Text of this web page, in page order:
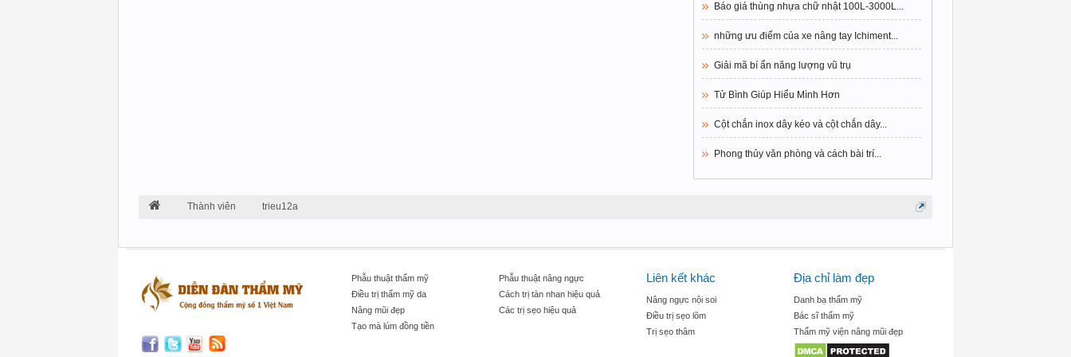
Báo giá thùng nhựa chữ nhật 100L-3000L...
những ưu điểm của xe nâng tay Ichiment...
Giải mã bí ẩn năng lượng vũ trụ
Tử Bình Giúp Hiểu Mình Hơn
Cột chắn inox dây kéo và cột chắn dây...
Phong thủy văn phòng và cách bài trí...
Thành viên trieu12a
Phẫu thuật thẩm mỹ
Điều trị thẩm mỹ da
Nâng mũi đẹp
Tạo mà lúm đồng tiền
Phẫu thuật nâng ngực
Cách trị tàn nhan hiệu quả
Các trị sẹo hiệu quả
Liên kết khác
Nâng ngực nội soi
Điều trị sẹo lõm
Trị sẹo thâm
Địa chỉ làm đẹp
Danh bạ thẩm mỹ
Bác sĩ thẩm mỹ
Thẩm mỹ viện nâng mũi đẹp